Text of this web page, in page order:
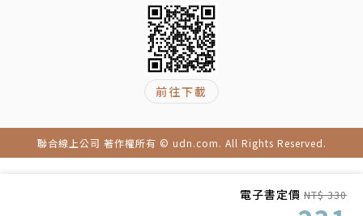
電子書定價 NT$ 330
要》，長篇小說《生活是甜蜜》。藝術類包括《程式不
當藝世代18》、《我是這樣想的──蔡國強》、《家
族盒子：陳順築》等。
插畫家。從小喜歡畫圖，現在過著每天都可以畫畫的愉
小細節，圖畫得很小，膽子卻很大，享受一個人帶著皮
前往下載
聯合線上公司 著作權所有 © udn.com. All Rights Reserved.